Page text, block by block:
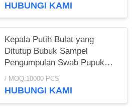
HUBUNGI KAMI
Kepala Putih Bulat yang
Ditutup Bubuk Sampel
Pengumpulan Swab Pupuk
Katun Genggam Kayu
/ MOQ:10000 PCS
HUBUNGI KAMI